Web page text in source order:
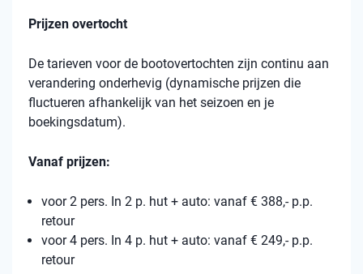
Prijzen overtocht
De tarieven voor de bootovertochten zijn continu aan
verandering onderhevig (dynamische prijzen die
fluctueren afhankelijk van het seizoen en je
boekingsdatum).
Vanaf prijzen:
voor 2 pers. In 2 p. hut + auto: vanaf € 388,- p.p.
retour
voor 4 pers. In 4 p. hut + auto: vanaf € 249,- p.p.
retour